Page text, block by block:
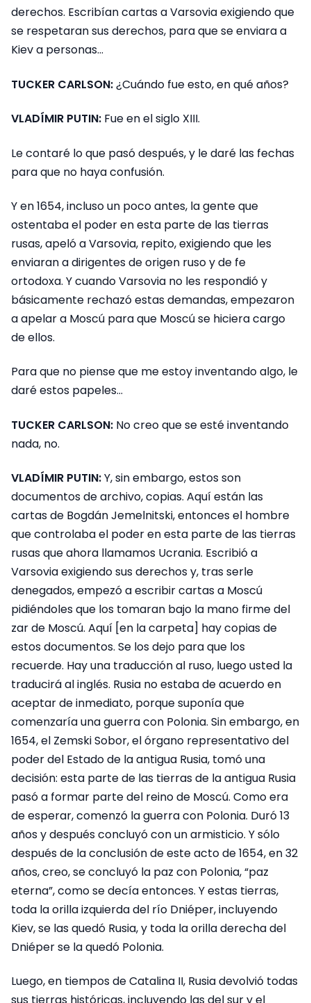
derechos. Escribían cartas a Varsovia exigiendo que
se respetaran sus derechos, para que se enviara a
Kiev a personas…
TUCKER CARLSON:¿Cuándo fue esto, en qué años?
VLADÍMIR PUTIN: Fue en el siglo XIII.
Le contaré lo que pasó después, y le daré las fechas
para que no haya confusión.
Y en 1654, incluso un poco antes, la gente que
ostentaba el poder en esta parte de las tierras
rusas, apeló a Varsovia, repito, exigiendo que les
enviaran a dirigentes de origen ruso y de fe
ortodoxa. Y cuando Varsovia no les respondió y
básicamente rechazó estas demandas, empezaron
a apelar a Moscú para que Moscú se hiciera cargo
de ellos.
Para que no piense que me estoy inventando algo, le
daré estos papeles…
TUCKER CARLSON: No creo que se esté inventando
nada, no.
VLADÍMIR PUTIN:Y, sin embargo, estos son
documentos de archivo, copias. Aquí están las
cartas de Bogdán Jemelnitski, entonces el hombre
que controlaba el poder en esta parte de las tierras
rusas que ahora llamamos Ucrania. Escribió a
Varsovia exigiendo sus derechos y, tras serle
denegados, empezó a escribir cartas a Moscú
pidiéndoles que los tomaran bajo la mano firme del
zar de Moscú. Aquí [en la carpeta] hay copias de
estos documentos. Se los dejo para que los
recuerde. Hay una traducción al ruso, luego usted la
traducirá al inglés. Rusia no estaba de acuerdo en
aceptar de inmediato, porque suponía que
comenzaría una guerra con Polonia. Sin embargo, en
1654, el Zemski Sobor, el órgano representativo del
poder del Estado de la antigua Rusia, tomó una
decisión: esta parte de las tierras de la antigua Rusia
pasó a formar parte del reino de Moscú. Como era
de esperar, comenzó la guerra con Polonia. Duró 13
años y después concluyó con un armisticio. Y sólo
después de la conclusión de este acto de 1654, en 32
años, creo, se concluyó la paz con Polonia, “paz
eterna”, como se decía entonces. Y estas tierras,
toda la orilla izquierda del río Dniéper, incluyendo
Kiev, se las quedó Rusia, y toda la orilla derecha del
Dniéper se la quedó Polonia.
Luego, en tiempos de Catalina II, Rusia devolvió todas